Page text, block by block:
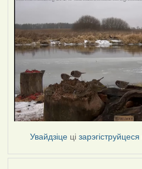
Увайдзіце цізарэгіструйцеся